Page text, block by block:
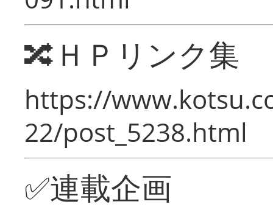
🔀ＨＰリンク集
https://
22/post_5238.html
✅連載企画